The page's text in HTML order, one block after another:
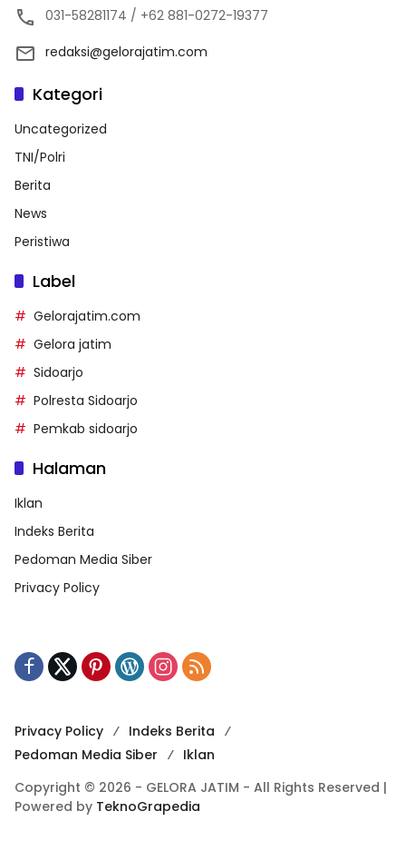
031-58281174 / +62 881-0272-19377
redaksi@gelorajatim.com
Kategori
Uncategorized
TNI/Polri
Berita
News
Peristiwa
Label
Gelorajatim.com
Gelora jatim
Sidoarjo
Polresta Sidoarjo
Pemkab sidoarjo
Halaman
Iklan
Indeks Berita
Pedoman Media Siber
Privacy Policy
Privacy Policy
Indeks Berita
Pedoman Media Siber
Iklan
Copyright © 2026 - GELORA JATIM - All Rights Reserved |
Powered by TeknoGrapedia